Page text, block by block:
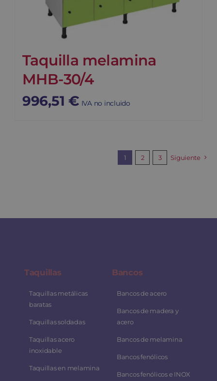
Taquilla melamina
MHB-30/4
996,51 € IVA no incluido
1 2 3 Siguiente
Taquillas
Taquillas metálicas
baratas
Taquillas soldadas
Taquillas acero
inoxidable
Taquillas en melamina
Bancos
Bancos de acero
Bancos de madera y
acero
Bancos de melamina
Bancos fenólicos
Bancos fenólicos e INOX